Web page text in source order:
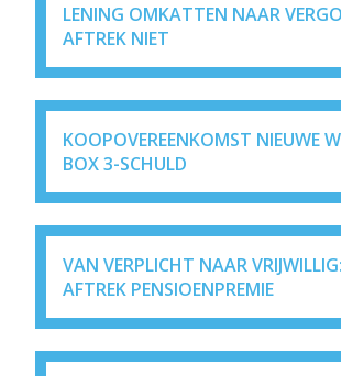
LENING OMKATTEN NAAR
AFTREK NIET
KOOPOVEREENKOMST NIEUWE
BOX 3-SCHULD
VAN VERPLICHT NAAR
AFTREK PENSIOENPREMIE